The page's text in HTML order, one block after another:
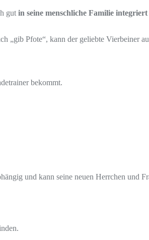
gut in seine menschliche Familie integriert
„gib Pfote“, kann der geliebte Vierbeiner
bekommt.
und kann seine neuen Herrchen und